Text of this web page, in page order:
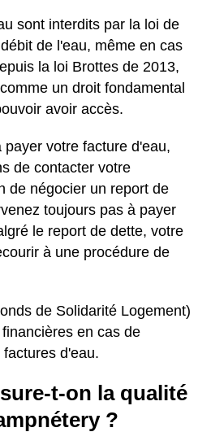
sont interdits par la loi de
de l'eau, même en cas
la loi Brottes de 2013,
un droit fondamental
avoir accès.
votre facture d'eau,
de contacter votre
de négocier un report de
toujours pas à payer
le report de dette, votre
à une procédure de
de Solidarité Logement)
en cas de
d'eau.
t-on la qualité
?